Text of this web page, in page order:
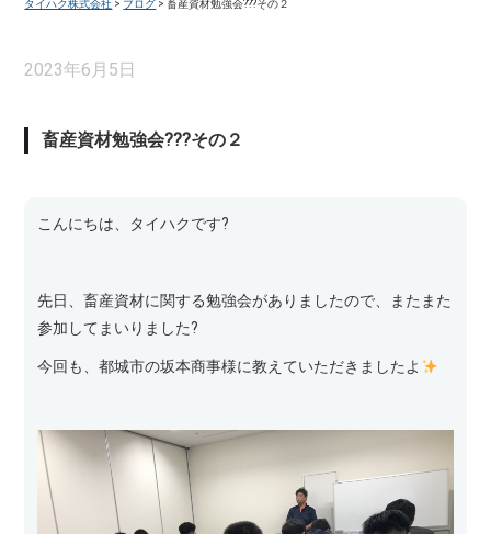
タイハク株式会社 > ブログ >畜産資材勉強会???その２
2023年6月5日
畜産資材勉強会???その２
こんにちは、タイハクです?
先日、畜産資材に関する勉強会がありましたので、またまた
参加してまいりました?
今回も、都城市の坂本商事様に教えていただきましたよ